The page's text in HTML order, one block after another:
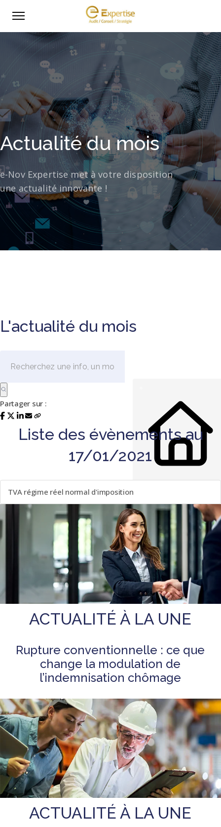
Actualité du mois
e-Nov Expertise met à votre disposition
une actualité innovante !
L'actualité du mois
Partager sur :
Liste des évènements au
17/01/2021
TVA régime réel normal d'imposition
ACTUALITÉ À LA UNE
Rupture conventionnelle : ce que
change la modulation de
l’indemnisation chômage
ACTUALITÉ À LA UNE